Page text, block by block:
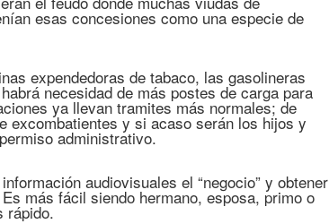
esas concesiones como una especie de
expendedoras de tabaco, las gasolineras
necesidad de más postes de carga para
ya llevan tramites más normales; de
excombatientes y si acaso serán los hijos y
administrativo.
audiovisuales el “negocio” y obtener
más fácil siendo hermano, esposa, primo o
rápido.